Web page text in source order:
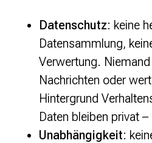
Datenschutz: keine
Datensammlung,
Verwertung.
Nachrichten oder
Hintergrund
Daten bleiben privat –
Unabhängigkeit: